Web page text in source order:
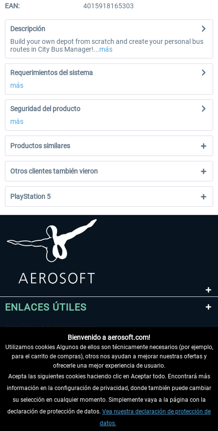
EAN:
4015918165303
Descripción
Build your own depot from scratch and create your personal bus
routes in City Bus Manager!...más
Requerimientos del sistema
más
Seguridad del producto
más
Productos similares
Otros clientes también vieron
PlayStation 5
ENLACES ÚTILES
DESISTIR DEL CONTRATO
INFORMACIÓN
Bienvenido a aerosoft.com!
Utilizamos cookies Algunos de ellos son técnicamente necesarios (por ejemplo,
para el carrito de compras), otros nos ayudan a mejorar nuestras ofertas y
ofrecerle una mejor experiencia de usuario.
Acepta las siguientes cookies haciendo clic en Aceptar todo. Encontrará más
información en la configuración de privacidad, donde también puede cambiar
su selección en cualquier momento. Simplemente vaya a la página con la
declaración de protección de datos. Vea nuestra declaración de protección de
datos.